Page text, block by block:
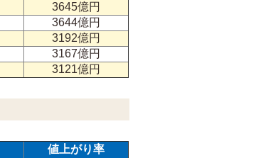
3645億円
3644億円
3192億円
3167億円
3121億円
値上がり率